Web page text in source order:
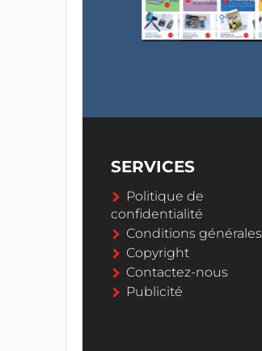
SERVICES
Politique de
confidentialité
Conditions générales
Copyright
Contactez-nous
Publicité